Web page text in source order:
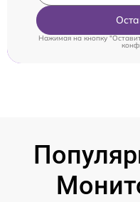
Нажимая на кнопку